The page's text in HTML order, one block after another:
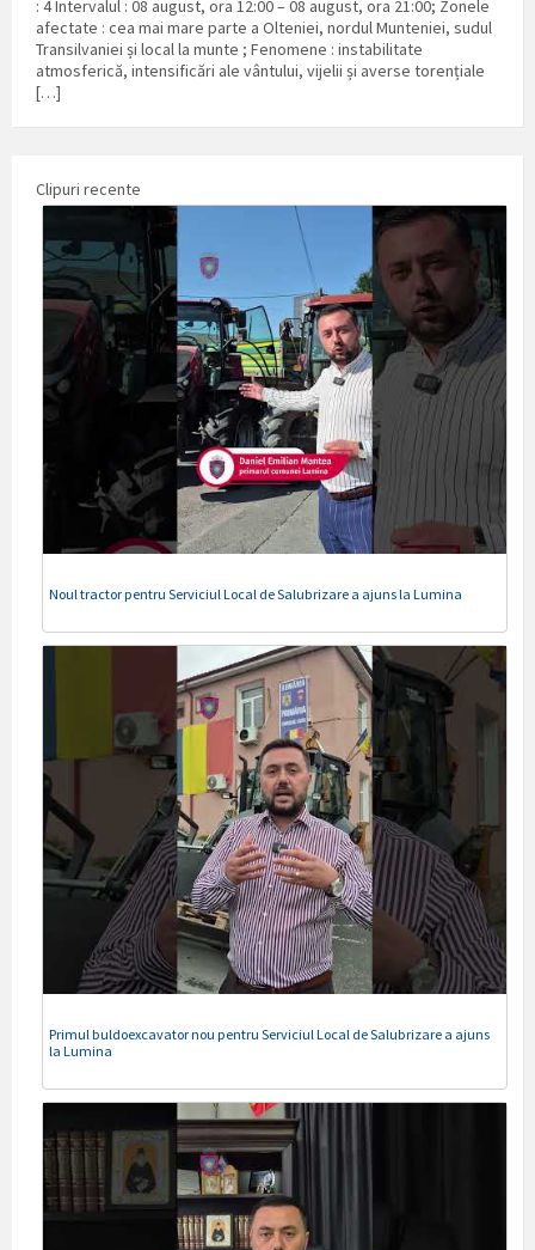
: 4 Intervalul : 08 august, ora 12:00 – 08 august, ora 21:00; Zonele
afectate : cea mai mare parte a Olteniei, nordul Munteniei, sudul
Transilvaniei și local la munte ; Fenomene : instabilitate
atmosferică, intensificări ale vântului, vijelii și averse torențiale
[…]
Clipuri recente
Noul tractor pentru Serviciul Local de Salubrizare a ajuns la Lumina
Primul buldoexcavator nou pentru Serviciul Local de Salubrizare a ajuns
la Lumina